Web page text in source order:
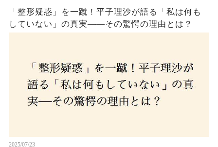
「整形疑惑」を一蹴！平子理沙が語る「私は何も
していない」の真実——その驚愕の理由とは？
2025/07/23